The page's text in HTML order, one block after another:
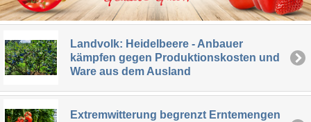
Landvolk: Heidelbeere - Anbauer
kämpfen gegen Produktionskosten und
Ware aus dem Ausland
Extremwitterung begrenzt Erntemengen